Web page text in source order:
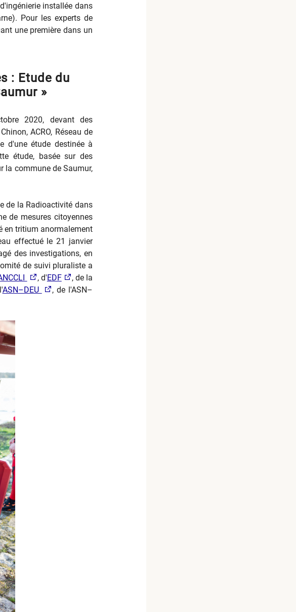
installée dans
Pour les experts de
une première dans un
: Etude du
»
2020, devant des
ACRO, Réseau de
d'une étude destinée à
étude, basée sur des
la commune de Saumur,
de la Radioactivité dans
de mesures citoyennes
en tritium anormalement
effectué le 21 janvier
des investigations, en
de suivi pluraliste a
, d'EDF
, de la
ASN–DEU
, de l'ASN–